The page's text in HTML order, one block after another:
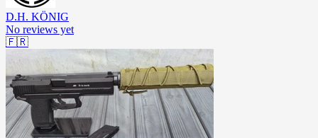
D.H. KÖNIG
No reviews yet
🇫🇷